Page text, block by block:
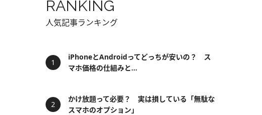
RANKING
人気記事ランキング
iPhoneとAndroidってどっちが安いの？ ス
マホ価格の仕組みと...
かけ放題って必要？ 実は損している「無駄な
スマホのオプション」